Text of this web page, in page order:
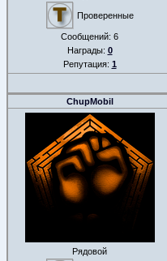
Проверенные
Сообщений: 6
Награды: 0
Репутация: 1
ChupMobil
Рядовой